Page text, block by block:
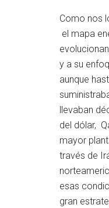
Como nos
el mapa
y a su
aunque
llevaban
del dólar,
mayor
través de
esas
gran